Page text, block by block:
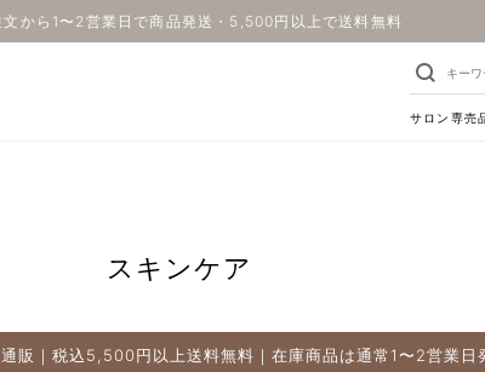
文から1〜2営業日で商品発送・5,500円以上で送料無料
サロン専売
スキンケア
販｜税込5,500円以上送料無料｜在庫商品は通常1〜2営業日